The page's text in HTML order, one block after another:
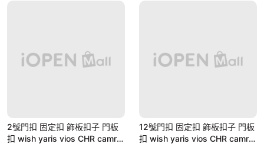
2號門扣 固定扣 飾板扣子 門板
扣 wish yaris vios CHR camry
12號門扣 固定扣 飾板扣子 門板
扣 wish yaris vios CHR camry